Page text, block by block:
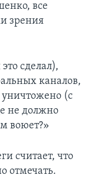
все
зрения
сделал),
каналов,
уничтожено (с
не должно
воюет?»
считает, что
отмечать.